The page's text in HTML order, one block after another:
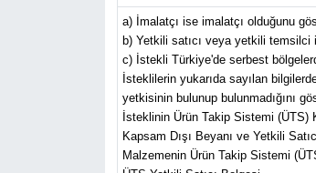
a) İmalatçı ise imalatçı olduğunu
b) Yetkili satıcı veya yetkili
c) İstekli Türkiye'de serbest
İsteklilerin yukarıda sayılan
yetkisinin bulunup bulunmadığını
İsteklinin Ürün Takip Sistemi (ÜTS)
Kapsam Dışı Beyanı ve Yetkili
Malzemenin Ürün Takip Sistemi